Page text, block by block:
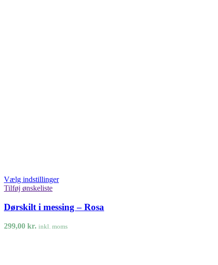
Vælg indstillinger
Tilføj ønskeliste
Dørskilt i messing – Rosa
299,00 kr. inkl. moms